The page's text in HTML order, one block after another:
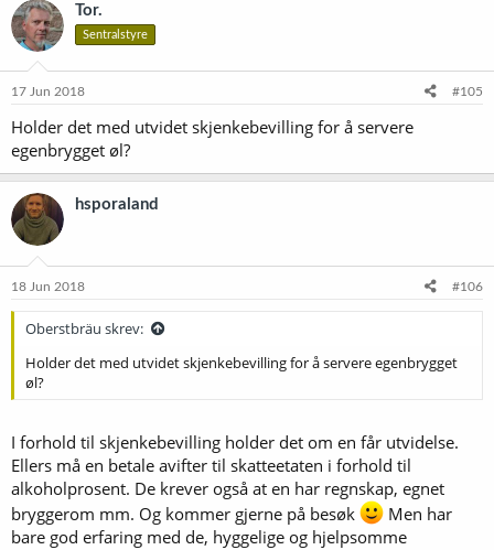
Tor.
Sentralstyre
17 Jun 2018 #105
Holder det med utvidet skjenkebevilling for å servere
egenbrygget øl?
hsporaland
18 Jun 2018 #106
Oberstbräu skrev:
Holder det med utvidet skjenkebevilling for å servere egenbrygget
øl?
I forhold til skjenkebevilling holder det om en får utvidelse.
Ellers må en betale avifter til skatteetaten i forhold til
alkoholprosent. De krever også at en har regnskap, egnet
bryggerom mm. Og kommer gjerne på besøk
Men har
bare god erfaring med de, hyggelige og hjelpsomme